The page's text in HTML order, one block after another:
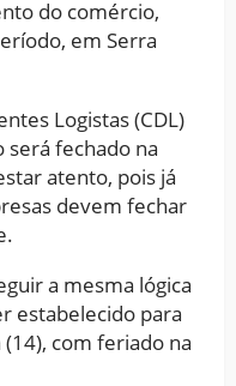
do comércio,
em Serra
Logistas (CDL)
será fechado na
atento, pois já
devem fechar
a mesma lógica
estabelecido para
com feriado na